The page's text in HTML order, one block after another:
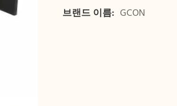
브랜드 이름: GCON